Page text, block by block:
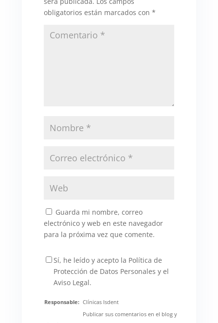
obligatorios están marcados con *
Guarda mi nombre, correo
electrónico y web en este navegador
para la próxima vez que comente.
Sí, he leído y acepto la Política de
Protección de Datos Personales y el
Aviso Legal.
Responsable: Clínicas Isdent
Publicar sus comentarios en el blog y